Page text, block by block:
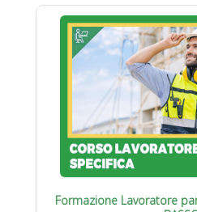
Formazione Lavoratore